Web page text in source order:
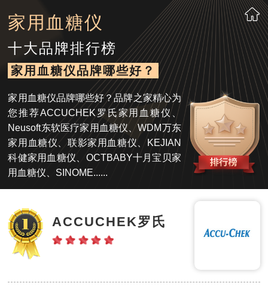
家用血糖仪
十大品牌排行榜
家用血糖仪品牌哪些好？
家用血糖仪品牌哪些好？品牌之家精心为
您推荐ACCUCHEK罗氏家用血糖仪、
Neusoft东软医疗家用血糖仪、WDM万东
家用血糖仪、联影家用血糖仪、KEJIAN
科健家用血糖仪、OCTBABY十月宝贝家
用血糖仪、SINOME......
ACCUCHEK罗氏